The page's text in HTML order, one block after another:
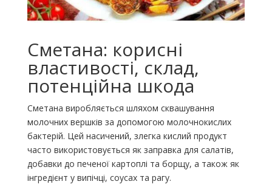
Сметана: корисні
властивості, склад,
потенційна шкода
Сметана виробляється шляхом сквашування
молочних вершків за допомогою молочнокислих
бактерій. Цей насичений, злегка кислий продукт
часто використовується як заправка для салатів,
добавки до печеної картоплі та борщу, а також як
інгредієнт у випічці, соусах та рагу.